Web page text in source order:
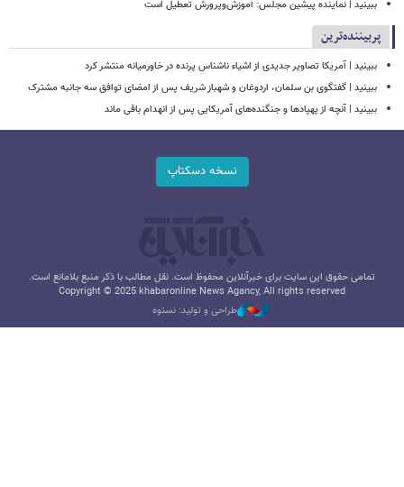
ببینید | نماینده پیشین مجلس: آموزش‌وپرورش تعطیل است
پربیننده‌ترین
ببینید | آمریکا تصاویر جدیدی از اشیاء ناشناس پرنده در خاورمیانه منتشر کرد
ببینید | گفتگوی بن سلمان، اردوغان و شهباز شریف پس از امضای توافق سه جانبه مشترک
ببینید | آنچه از پهپادها و جنگنده‌های آمریکایی پس از انهدام باقی ماند
نسخه دسکتاپ
تمامی حقوق این سایت برای خبرآنلاین محفوظ است. نقل مطالب با ذکر منبع بلامانع است.
Copyright © 2025 khabaronline News Agancy, All rights reserved
طراحی و تولید: نستوه